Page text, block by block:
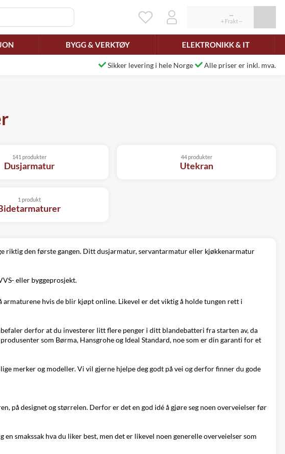
BYGG & VERKTØY ELEKTRONIKK & IT
Sikker levering i hele Norge Alle priser er inkl. mva.
Dusjarmatur
141 produkter
Utekran
44 produkter
1 produkt
riktig den første gangen. Dittdusjarmatur,servantarmatureller kjøkkenarmatur
eller byggeprosjekt.
hvis de blir kjøpt online. Likevel er det viktig å holde tungen rett i
derfor at du investerer litt flere penger i ditt blandebatteri fra starten av, da
som Børma, Hansgrohe og Ideal Standard, noe som er din garanti for et
merker og modeller. Vi vil gjerne hjelpe deg godt på vei og derfor finner du gode
på designet og størrelen. Derfor er det en god idé å gjøre seg noen overveielser før
smakssak hva du liker best, men det er likevel noen generelle overveielser som